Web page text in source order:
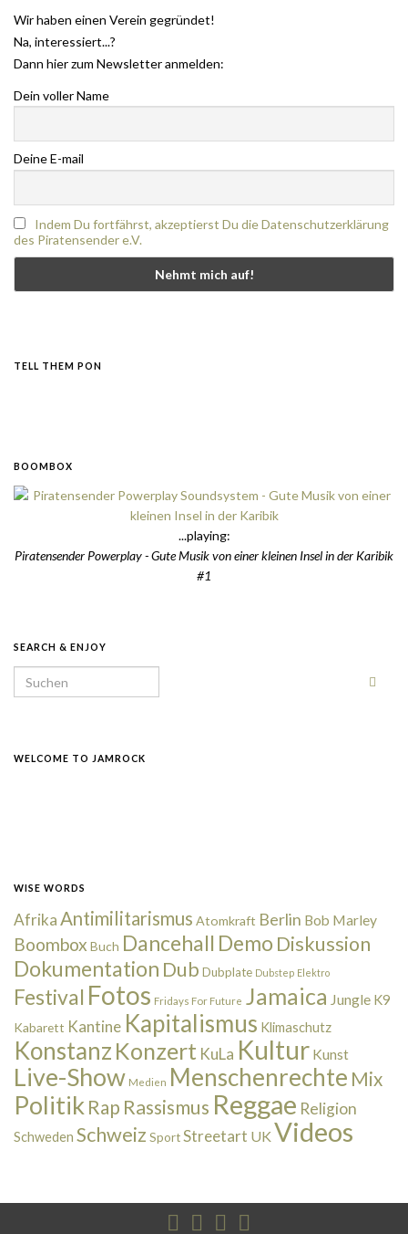
Wir haben einen Verein gegründet!
Na, interessiert...?
Dann hier zum Newsletter anmelden:
Dein voller Name
Deine E-mail
Indem Du fortfährst, akzeptierst Du die Datenschutzerklärung
des Piratensender e.V.
TELL THEM PON
BOOMBOX
...playing:
Piratensender Powerplay - Gute Musik von einer kleinen Insel in der Karibik
#1
SEARCH & ENJOY
Search for:
WELCOME TO JAMROCK
WISE WORDS
AfrikaAntimilitarismus Atomkraft Berlin Bob Marley
Boombox Buch Dancehall Demo Diskussion
Dokumentation Dub Dubplate Dubstep Elektro
Festival Fotos Fridays For Future Jamaica Jungle K9
Kabarett Kantine Kapitalismus Klimaschutz
Konstanz Konzert KuLa Kultur Kunst
Live-Show Medien Menschenrechte Mix
Politik Rap Rassismus Reggae Religion
Schweden Schweiz SportStreetart UKVideos